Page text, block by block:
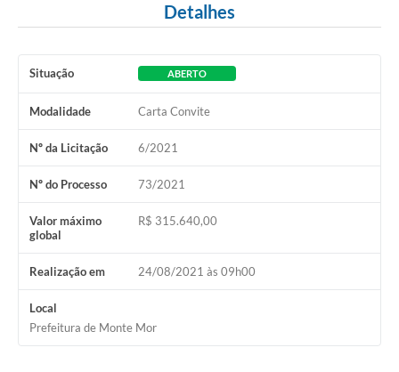
Plano Diretor - Projetos
Carta de Serviços
Diário Oficial
Arquivos para Download
Links
Telefones Úteis
SIC
Detalhes
Situação ABERTO
Modalidade Carta Convite
Nº da Licitação 6/2021
Nº do Processo 73/2021
Valor máximo
global
R$ 315.640,00
Realização em 24/08/2021 às 09h00
Local
Prefeitura de Monte Mor